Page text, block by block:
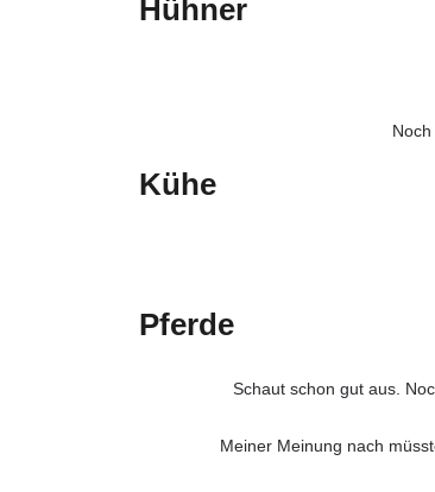
Hühner
Kühe
Pferde
Schaut schon gut aus.
Meiner Meinung nach